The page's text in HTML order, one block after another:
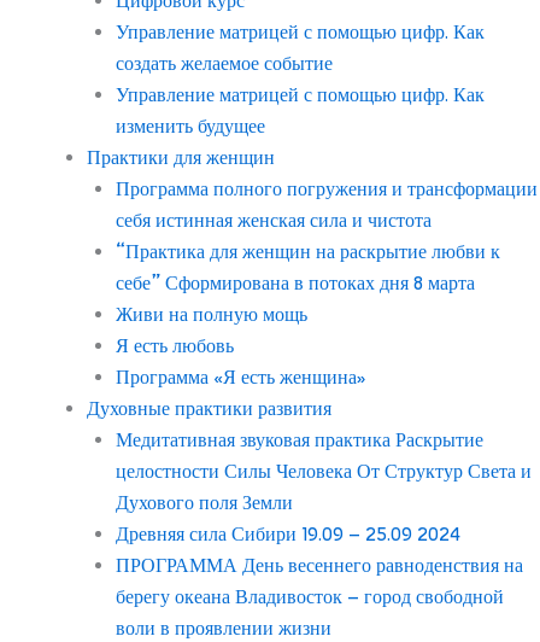
Управление матрицей с помощью цифр. Как
создать желаемое событие
Управление матрицей с помощью цифр. Как
изменить будущее
Практики для женщин
Программа полного погружения и трансформации
себя истинная женская сила и чистота
“Практика для женщин на раскрытие любви к
себе” Сформирована в потоках дня 8 марта
Живи на полную мощь
Я есть любовь
Программа «Я есть женщина»
Духовные практики развития
Медитативная звуковая практика Раскрытие
целостности Силы Человека От Структур Света и
Духового поля Земли
Древняя сила Сибири 19.09 – 25.09 2024
ПРОГРАММА День весеннего равноденствия на
берегу океана Владивосток – город свободной
воли в проявлении жизни